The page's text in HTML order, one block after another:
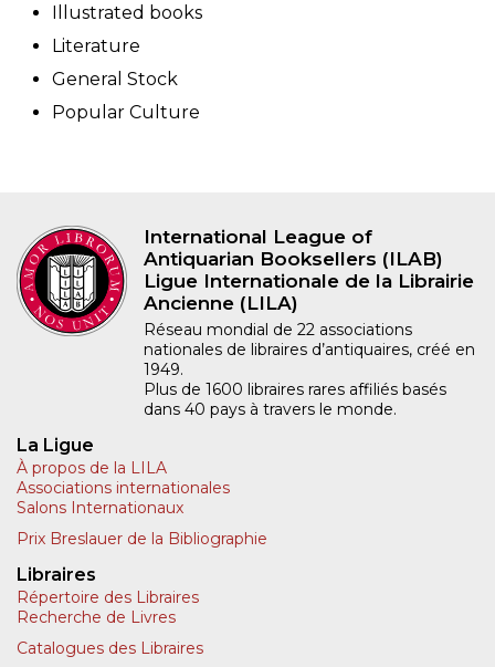
Illustrated books
Literature
General Stock
Popular Culture
International League of
Antiquarian Booksellers (ILAB)
Ligue Internationale de la Librairie
Ancienne (LILA)
Réseau mondial de 22 associations
nationales de libraires d’antiquaires, créé en
1949.
Plus de 1600 libraires rares affiliés basés
dans 40 pays à travers le monde.
La Ligue
À propos de la LILA
Associations internationales
Salons Internationaux
Prix Breslauer de la Bibliographie
Libraires
Répertoire des Libraires
Recherche de Livres
Catalogues des Libraires